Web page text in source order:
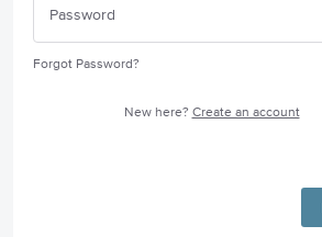
Forgot Password?
New here? Create an account